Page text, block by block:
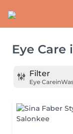
Eye Care
Filter
Eye Carein